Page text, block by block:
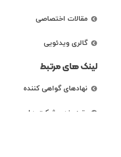
مقالات اختصاصی
گالری ویدئویی
لینک های مرتبط
نهادهای گواهی کننده
رتبه بندی شرکت ها